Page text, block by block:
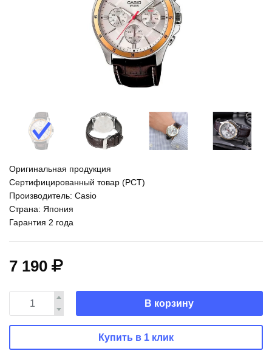
Оригинальная продукция
Сертифицированный товар (РСТ)
Производитель: Casio
Страна: Япония
Гарантия 2 года
7 190
В корзину
Купить в 1 клик